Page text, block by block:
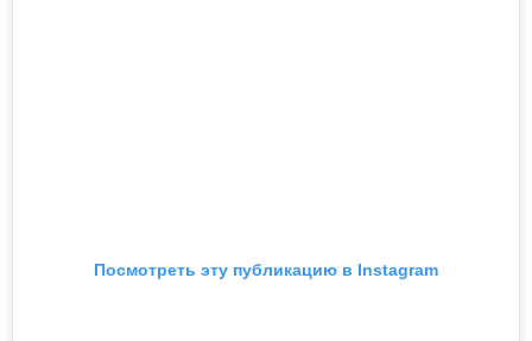
Посмотреть эту публикацию в Instagram